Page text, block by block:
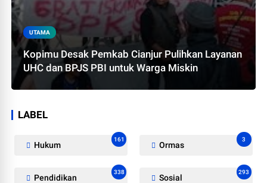
UTAMA
Kopimu Desak Pemkab Cianjur Pulihkan Layanan
UHC dan BPJS PBI untuk Warga Miskin
LABEL
Hukum
161
Ormas
3
Pendidikan
338
Sosial
293